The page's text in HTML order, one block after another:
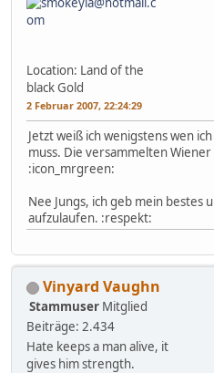
Location: Land of the
black Gold
2 Februar 2007, 22:24:29
Jetzt weiß ich wenigstens wen
muss. Die versammelten
:icon_mrgreen:
Nee Jungs, ich geb mein bestes
aufzulaufen. :respekt:
Vinyard Vaughn
Stammuser Mitglied
Beiträge: 2.434
Hate keeps a man alive, it
gives him strength.